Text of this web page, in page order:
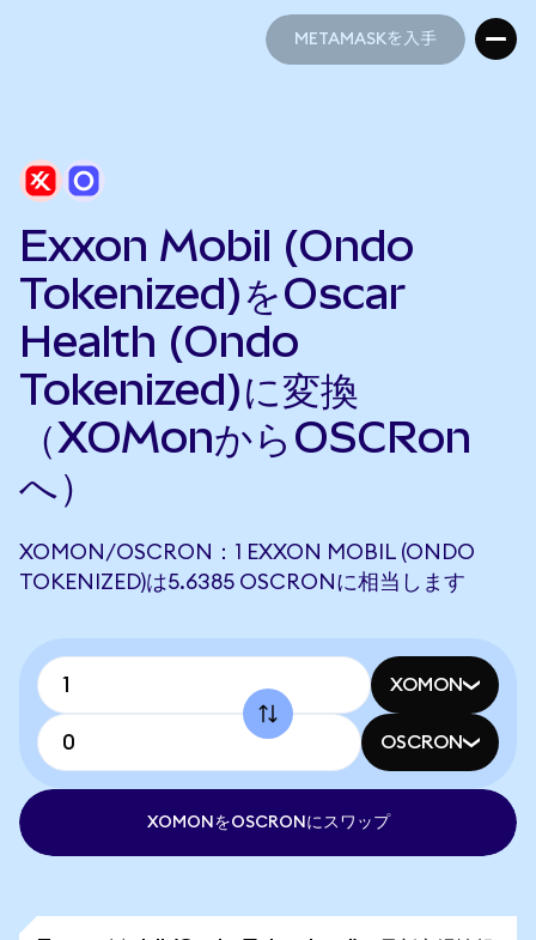
METAMASKを入手
Exxon Mobil (Ondo
Tokenized)をOscar
Health (Ondo
Tokenized)に変換
（XOMonからOSCRon
へ）
XOMON/OSCRON：1 EXXON MOBIL (ONDO
TOKENIZED)は5.6385 OSCRONに相当します
XOMON
OSCRON
XOMONをOSCRONにスワップ